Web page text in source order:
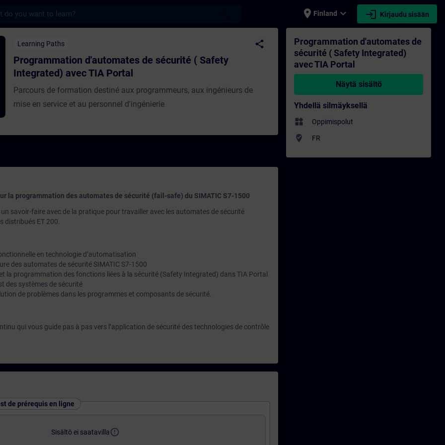
place Finland expand_more login Kirjaudu sisään
d'automates de sécurité ( Safety Integrated) avec TIA Portal - Koulutus -
Learning Paths share
Programmation d'automates de sécurité ( Safety
Integrated) avec TIA Portal
Parcours de formation destiné aux programmeurs, aux ingénieurs de
mise en service et au personnel d'ingénierie
la programmation des automates de sécurité (fail-safe) du SIMATIC S7-1500
savoir-faire avec de la pratique pour travailler avec les automates de sécurité
distribués ET 200.
en technologie d’automatisation
des automates de sécurité SIMATIC S7-1500
la programmation des fonctions liées à la sécurité (Safety Integrated) dans TIA Portal
des systèmes de sécurité
de problèmes dans les programmes et composants de sécurité.
qui vous guide pas à pas vers l’application de sécurité des technologies de contrôle
de prérequis en ligne
Sisältö ei saatavillaerror_outline
Programmation d'automates de
sécurité ( Safety Integrated)
avec TIA Portal
Näytä sisältö
Yhdellä silmäyksellä
widgets Oppimispolut
where_to_vote FR